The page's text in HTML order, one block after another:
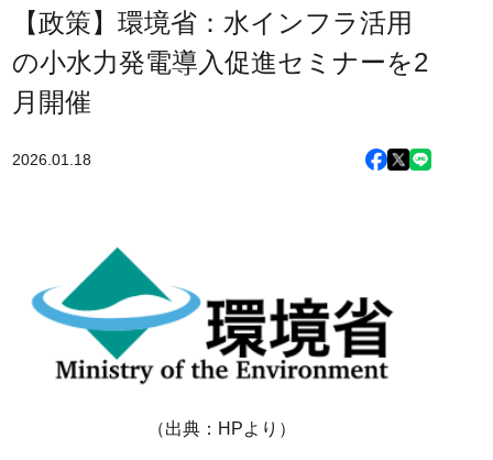
【政策】環境省：水インフラ活用
の小水力発電導入促進セミナーを2
月開催
2026.01.18
（出典：HPより）